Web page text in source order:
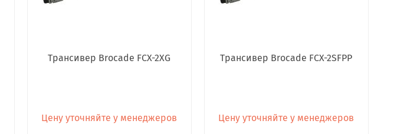
Трансивер Brocade FCX-2XG
Цену уточняйте у менеджеров
Трансивер Brocade FCX-2SFPP
Цену уточняйте у менеджеров